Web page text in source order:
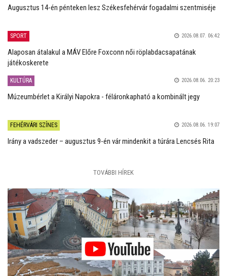
Augusztus 14-én pénteken lesz Székesfehérvár fogadalmi szentmiséje
SPORT 2026.08.07. 06:42
Alaposan átalakul a MÁV Előre Foxconn női röplabdacsapatának
játékoskerete
KULTÚRA 2026.08.06. 20:23
Múzeumbérlet a Királyi Napokra - féláronkapható a kombinált jegy
FEHÉRVÁRI SZÍNES 2026.08.06. 19:07
Irány a vadszeder – augusztus 9-én vár mindenkit a túrára Lencsés Rita
TOVÁBBI HÍREK